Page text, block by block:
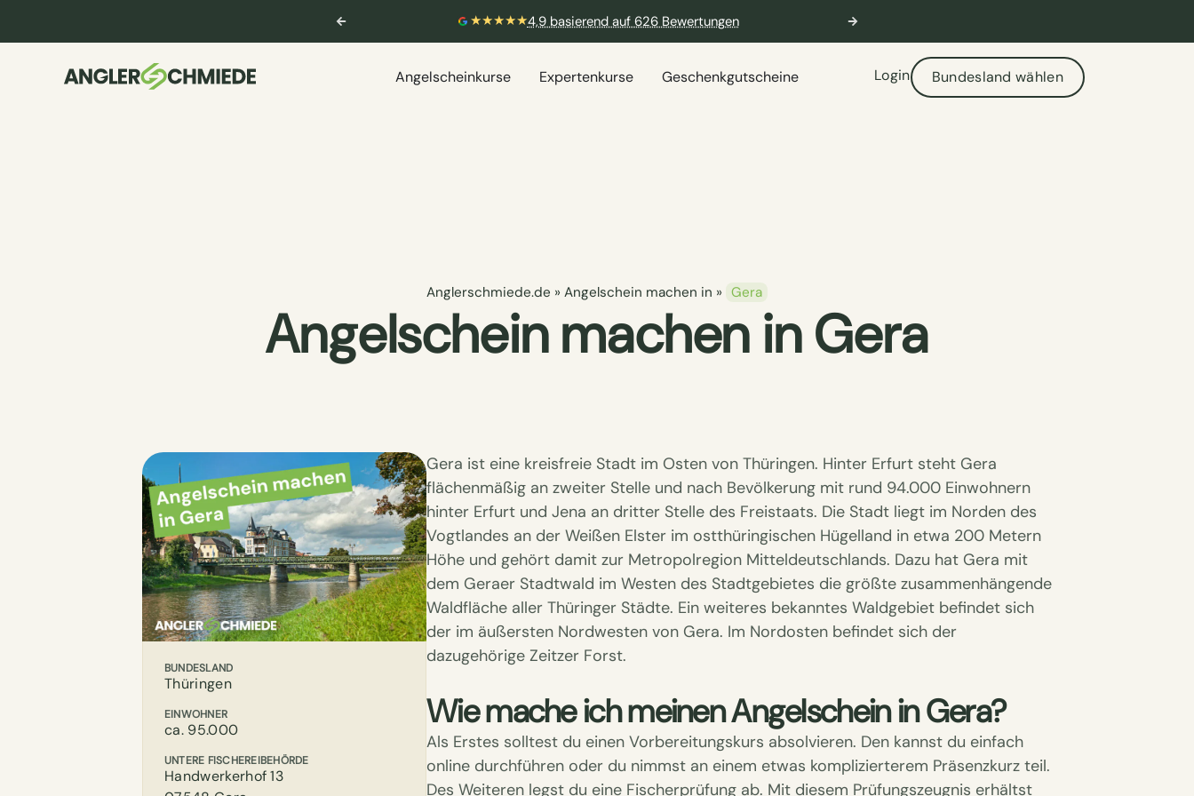
★★★★★4,9 basierend auf 626 Bewertungen
Angelscheinkurse Expertenkurse Geschenkgutscheine Login Bundesland wählen
Anglerschmiede.de »Angelschein machen in » Gera
Angelschein machen in Gera
BUNDESLAND
Thüringen
EINWOHNER
ca. 95.000
UNTERE FISCHEREIBEHÖRDE
Handwerkerhof 13
Gera ist eine kreisfreie Stadt im Osten von Thüringen. Hinter Erfurt steht Gera
flächenmäßig an zweiter Stelle und nach Bevölkerung mit rund 94.000 Einwohnern
hinter Erfurt und Jena an dritter Stelle des Freistaats. Die Stadt liegt im Norden des
Vogtlandes an der Weißen Elster im ostthüringischen Hügelland in etwa 200 Metern
Höhe und gehört damit zur Metropolregion Mitteldeutschlands. Dazu hat Gera mit
dem Geraer Stadtwald im Westen des Stadtgebietes die größte zusammenhängende
Waldfläche aller Thüringer Städte. Ein weiteres bekanntes Waldgebiet befindet sich
der im äußersten Nordwesten von Gera. Im Nordosten befindet sich der
dazugehörige Zeitzer Forst.
Wie mache ich meinen Angelschein in Gera?
Als Erstes solltest du einen Vorbereitungskurs absolvieren. Den kannst du einfach
online durchführen oder du nimmst an einem etwas komplizierterem Präsenzkurz teil.
Des Weiteren legst du eine Fischerprüfung ab. Mit diesem Prüfungszeugnis erhältst